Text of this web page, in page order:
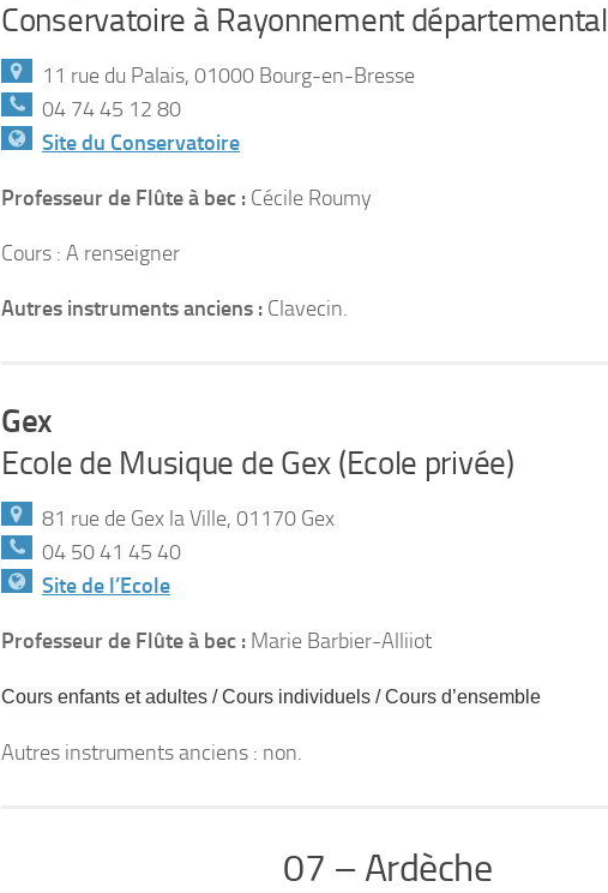
Conservatoire à Rayonnement départemental
11 rue du Palais, 01000 Bourg-en-Bresse
04 74 45 12 80
Site du Conservatoire
Professeur de Flûte à bec : Cécile Roumy
Cours : A renseigner
Autres instruments anciens : Clavecin.
Gex
Ecole de Musique de Gex (Ecole privée)
81 rue de Gex la Ville, 01170 Gex
04 50 41 45 40
Site de l’Ecole
Professeur de Flûte à bec : Marie Barbier-Alliiot
Cours enfants et adultes / Cours individuels / Cours d’ensemble
Autres instruments anciens : non.
07 – Ardèche